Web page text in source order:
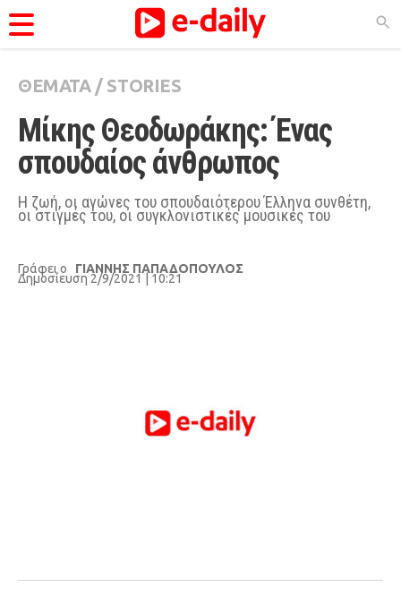
ΚΑΤΗΓΟΡΊΕΣ
Ειδήσεις
Θέματα
Videos
Podcasts
Viral
ΘΕΜΑΤΑ/ STORIES
Μίκης Θεοδωράκης: Ένας
σπουδαίος άνθρωπος
Η ζωή, οι αγώνες του σπουδαιότερου Έλληνα συνθέτη,
οι στιγμές του, οι συγκλονιστικές μουσικές του
Γράφει ο ΓΙΑΝΝΗΣ ΠΑΠΑΔΟΠΟΥΛΟΣ
Δημοσίευση 2/9/2021 | 10:21